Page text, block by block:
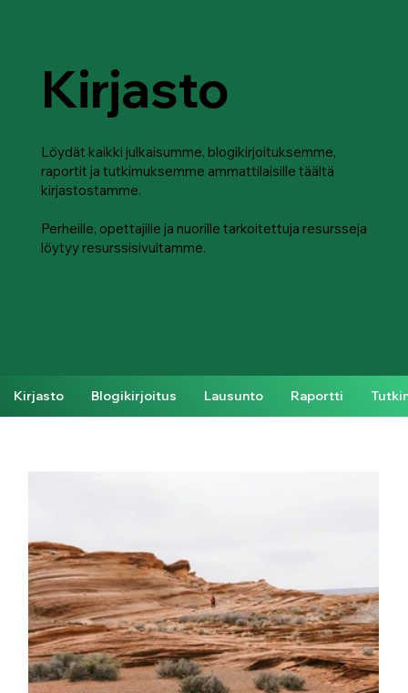
Kirjasto
Löydät kaikki julkaisumme, blogikirjoituksemme,
raportit ja tutkimuksemme ammattilaisille täältä
kirjastostamme.
Perheille, opettajille ja nuorille tarkoitettuja resursseja
löytyy resurssisivultamme.
Kirjasto Blogikirjoitus Lausunto Raportti